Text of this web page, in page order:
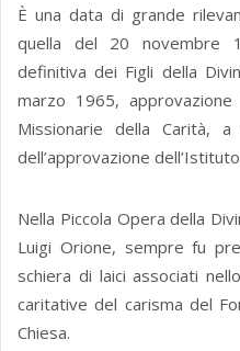
È una data di grande
quella del 20 novembre
definitiva dei Figli della
marzo 1965,
Missionarie della Carità,
dell’approvazione
Nella Piccola Opera della
Luigi Orione, sempre fu
schiera di laici associati
caritative del carisma del
Chiesa.